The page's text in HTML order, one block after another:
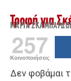
Τροφή για
ΜΑΡΊΑ
257
Κοινοποιήσεις
Δεν φοβάμαι